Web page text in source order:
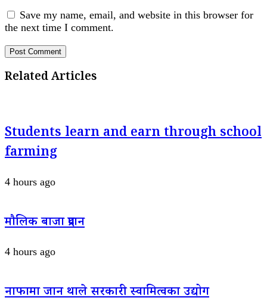
Save my name, email, and website in this browser for
the next time I comment.
Related Articles
Students learn and earn through school
farming
4 hours ago
मौलिक बाजा प्रदान
4 hours ago
नाफामा जान थाले सरकारी स्वामित्वका उद्योग